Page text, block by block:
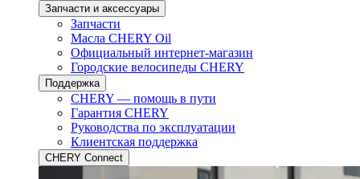
Запчасти и аксессуары
Запчасти
Масла CHERY Oil
Официальный интернет-магазин
Городские велосипеды CHERY
Поддержка
CHERY — помощь в пути
Гарантия CHERY
Руководства по эксплуатации
Клиентская поддержка
CHERY Connect